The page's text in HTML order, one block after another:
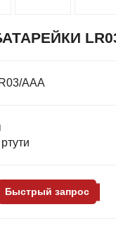
AAA
Быстрый запрос